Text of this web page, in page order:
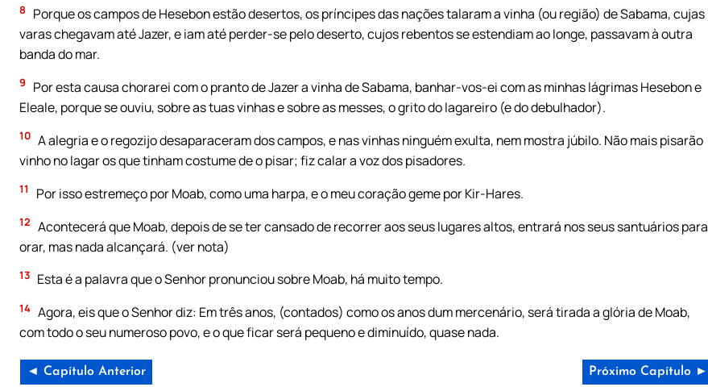
8
Porque os campos de Hesebon estão desertos, os príncipes das nações talaram a vinha (ou região) de Sabama, cujas
varas chegavam até Jazer, e iam até perder-se pelo deserto, cujos rebentos se estendiam ao longe, passavam à outra
banda do mar.
9
Por esta causa chorarei com o pranto de Jazer a vinha de Sabama, banhar-vos-ei com as minhas lágrimas Hesebon e
Eleale, porque se ouviu, sobre as tuas vinhas e sobre as messes, o grito do lagareiro (e do debulhador).
10 A alegria e o regozijo desaparaceram dos campos, e nas vinhas ninguém exulta, nem mostra júbilo. Não mais pisarão
vinho no lagar os que tinham costume de o pisar; fiz calar a voz dos pisadores.
11 Por isso estremeço por Moab, como uma harpa, e o meu coração geme por Kir-Hares.
12 Acontecerá que Moab, depois de se ter cansado de recorrer aos seus lugares altos, entrará nos seus santuários para
orar, mas nada alcançará. (ver nota)
13 Esta é a palavra que o Senhor pronunciou sobre Moab, há muito tempo.
14 Agora, eis que o Senhor diz: Em três anos, (contados) como os anos dum mercenário, será tirada a glória de Moab,
com todo o seu numeroso povo, e o que ficar será pequeno e diminuído, quase nada.
◄ Capítulo Anterior Próximo Capítulo ►